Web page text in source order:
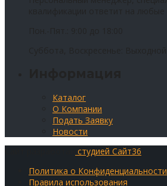
Каталог
О Компании
Подать Заявку
Новости
студией Сайт36
Политика о Конфиденциальности
Правила использования